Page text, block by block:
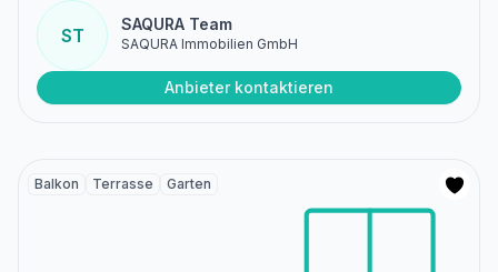
ST
SAQURA Team
SAQURA Immobilien GmbH
Anbieter kontaktieren
Balkon Terrasse Garten